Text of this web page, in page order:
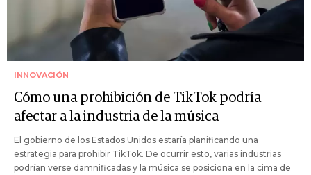
INNOVACIÓN
Cómo una prohibición de TikTok podría
afectar a la industria de la música
El gobierno de los Estados Unidos estaría planificando una
estrategia para prohibir TikTok. De ocurrir esto, varias industrias
podrían verse damnificadas y la música se posiciona en la cima de